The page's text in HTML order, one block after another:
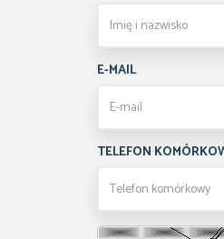
E-MAIL
TELEFON